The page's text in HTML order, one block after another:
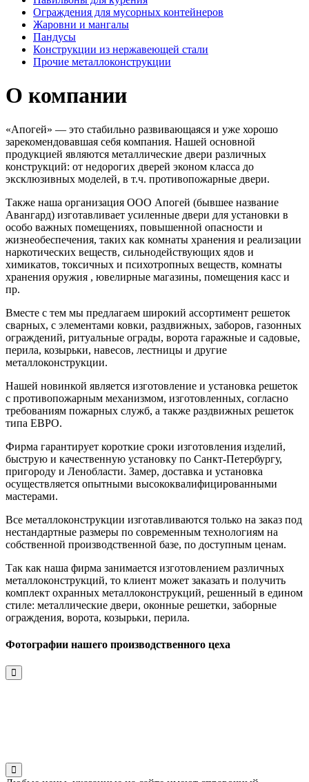
Ограждения для мусорных контейнеров
Жаровни и мангалы
Пандусы
Конструкции из нержавеющей стали
Прочие металлоконструкции
О компании
«Апогей» — это стабильно развивающаяся и уже хорошо
зарекомендовавшая себя компания. Нашей основной
продукцией являются металлические двери различных
конструкций: от недорогих дверей эконом класса до
эксклюзивных моделей, в т.ч. противопожарные двери.
Также наша организация ООО Апогей (бывшее название
Авангард) изготавливает усиленные двери для установки в
особо важных помещениях, повышенной опасности и
жизнеобеспечения, таких как комнаты хранения и реализации
наркотических веществ, сильнодействующих ядов и
химикатов, токсичных и психотропных веществ, комнаты
хранения оружия , ювелирные магазины, помещения касс и
пр.
Вместе с тем мы предлагаем широкий ассортимент решеток
сварных, с элементами ковки, раздвижных, заборов, газонных
ограждений, ритуальные ограды, ворота гаражные и садовые,
перила, козырьки, навесов, лестницы и другие
металлоконструкции.
Нашей новинкой является изготовление и установка решеток
с противопожарным механизмом, изготовленных, согласно
требованиям пожарных служб, а также раздвижных решеток
типа ЕВРО.
Фирма гарантирует короткие сроки изготовления изделий,
быструю и качественную установку по Санкт-Петербургу,
пригороду и Ленобласти. Замер, доставка и установка
осуществляется опытными высококвалифицированными
мастерами.
Все металлоконструкции изготавливаются только на заказ под
нестандартные размеры по современным технологиям на
собственной производственной базе, по доступным ценам.
Так как наша фирма занимается изготовлением различных
металлоконструкций, то клиент может заказать и получить
комплект охранных металлоконструкций, решенный в едином
стиле: металлические двери, оконные решетки, заборные
ограждения, ворота, козырьки, перила.
Фотографии нашего производственного цеха